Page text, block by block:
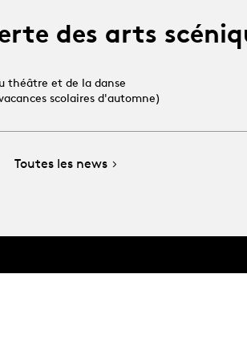
des arts
théâtre et de la danse
scolaires d'automne)
Toutes les news